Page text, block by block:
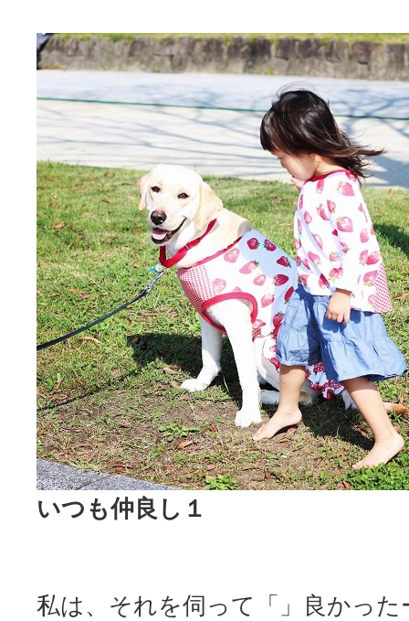
いつも仲良し１
私は、それを伺って「」良かっ